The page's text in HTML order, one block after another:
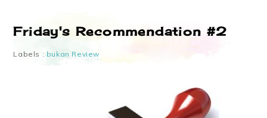
Friday's Recommendation #2
Labels : bukan Review